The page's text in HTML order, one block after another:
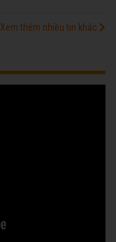
Xem thêm nhiều tin khác